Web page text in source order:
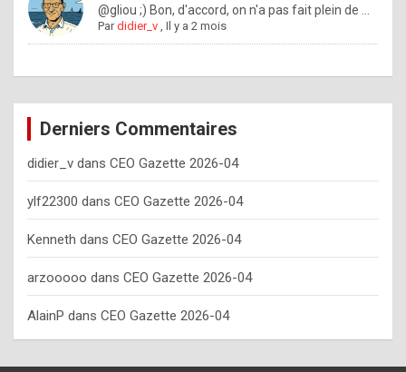
w
o
e
y
o
u
s
h
o
@gliou ;) Bon, d'accord, on n'a pas fait plein de ...
Pardidier_v ,Il y a 2 mois
Derniers Commentaires
didier_v dans CEO Gazette 2026-04
ylf22300 dans CEO Gazette 2026-04
Kenneth dans CEO Gazette 2026-04
arzooooo dans CEO Gazette 2026-04
AlainP dans CEO Gazette 2026-04